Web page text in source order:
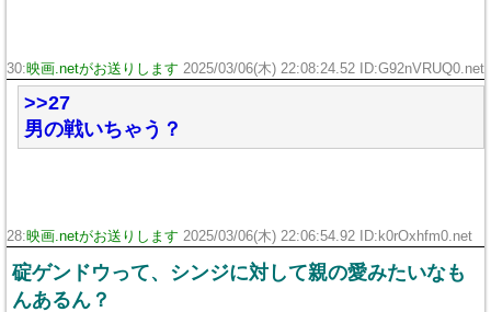
30:映画.netがお送りします 2025/03/06(木) 22:08:24.52 ID:G92nVRUQ0.net
>>27
男の戦いちゃう？
28:映画.netがお送りします 2025/03/06(木) 22:06:54.92 ID:k0rOxhfm0.net
碇ゲンドウって、シンジに対して親の愛みたいなも
んあるん？